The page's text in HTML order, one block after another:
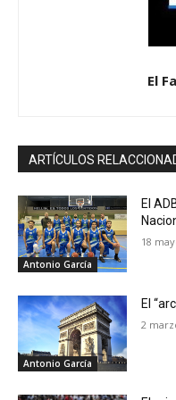
El
ARTÍCULOS
Antonio García
El
18
Antonio García
El
2